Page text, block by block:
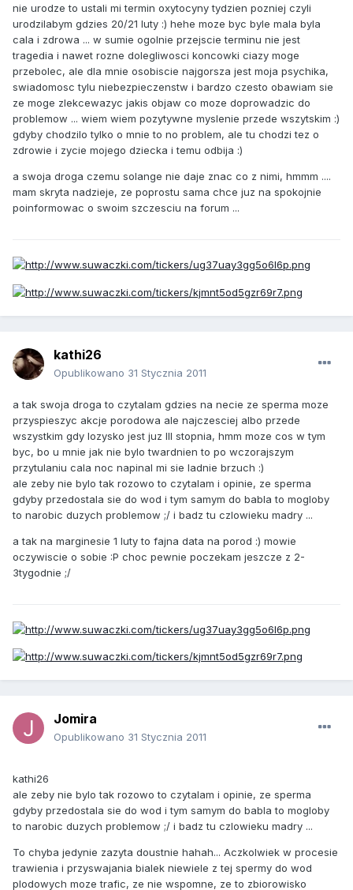
nie urodze to ustali mi termin oxytocyny tydzien pozniej czyli
urodzilabym gdzies 20/21 luty :) hehe moze byc byle mala byla
cala i zdrowa ... w sumie ogolnie przejscie terminu nie jest
tragedia i nawet rozne dolegliwosci koncowki ciazy moge
przebolec, ale dla mnie osobiscie najgorsza jest moja psychika,
swiadomosc tylu niebezpieczenstw i bardzo czesto obawiam sie
ze moge zlekcewazyc jakis objaw co moze doprowadzic do
problemow ... wiem wiem pozytywne myslenie przede wszytskim :)
gdyby chodzilo tylko o mnie to no problem, ale tu chodzi tez o
zdrowie i zycie mojego dziecka i temu odbija :)
a swoja droga czemu solange nie daje znac co z nimi, hmmm ....
mam skryta nadzieje, ze poprostu sama chce juz na spokojnie
poinformowac o swoim szczesciu na forum ...
kathi26
Opublikowano 31 Stycznia 2011
a tak swoja droga to czytalam gdzies na necie ze sperma moze
przyspieszyc akcje porodowa ale najczesciej albo przede
wszystkim gdy lozysko jest juz III stopnia, hmm moze cos w tym
byc, bo u mnie jak nie bylo twardnien to po wczorajszym
przytulaniu cala noc napinal mi sie ladnie brzuch :)
ale zeby nie bylo tak rozowo to czytalam i opinie, ze sperma
gdyby przedostala sie do wod i tym samym do babla to mogloby
to narobic duzych problemow ;/ i badz tu czlowieku madry ...
a tak na marginesie 1 luty to fajna data na porod :) mowie
oczywiscie o sobie :P choc pewnie poczekam jeszcze z 2-
3tygodnie ;/
Jomira
Opublikowano 31 Stycznia 2011
kathi26
ale zeby nie bylo tak rozowo to czytalam i opinie, ze sperma
gdyby przedostala sie do wod i tym samym do babla to mogloby
to narobic duzych problemow ;/ i badz tu czlowieku madry ...
To chyba jedynie zazyta doustnie hahah... Aczkolwiek w procesie
trawienia i przyswajania bialek niewiele z tej spermy do wod
plodowych moze trafic, ze nie wspomne, ze to zbiorowisko